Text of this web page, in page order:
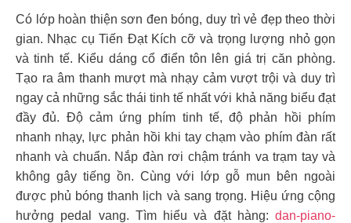
Có lớp hoàn thiện sơn đen bóng, duy trì vẻ đẹp theo thời
gian. Nhạc cụ Tiến Đạt Kích cỡ và trọng lượng nhỏ gọn
và tinh tế. Kiểu dáng cổ điển tôn lên giá trị căn phòng.
Tạo ra âm thanh mượt mà nhạy cảm vượt trội và duy trì
ngay cả những sắc thái tinh tế nhất với khả năng biểu đạt
đầy đủ. Độ cảm ứng phím tinh tế, độ phản hồi phím
nhanh nhạy, lực phản hồi khi tay chạm vào phím đàn rất
nhanh và chuẩn. Nắp đàn rơi chậm tránh va trạm tay và
không gây tiếng ồn. Cùng với lớp gỗ mun bên ngoài
được phủ bóng thanh lịch và sang trọng. Hiệu ứng cộng
hưởng pedal vang. Tìm hiểu và đặt hàng: dan-piano-